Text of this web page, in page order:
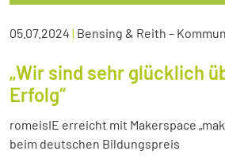
05.07.2024 | Bensing & Reith –
„Wir sind sehr glücklich
Erfolg“
romeisIE erreicht mit Makerspace
beim deutschen Bildungspreis